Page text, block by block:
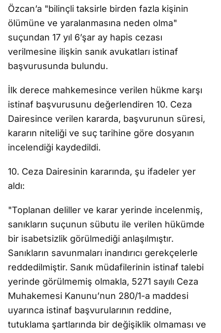
Özcan’a "bilinçli taksirle birden fazla kişinin
ölümüne ve yaralanmasına neden olma"
suçundan 17 yıl 6’şar ay hapis cezası
verilmesine ilişkin sanık avukatları istinaf
başvurusunda bulundu.
İlk derece mahkemesince verilen hükme karşı
istinaf başvurusunu değerlendiren 10. Ceza
Dairesince verilen kararda, başvurunun süresi,
kararın niteliği ve suç tarihine göre dosyanın
incelendiği kaydedildi.
10. Ceza Dairesinin kararında, şu ifadeler yer
aldı:
"Toplanan deliller ve karar yerinde incelenmiş,
sanıkların suçunun sübutu ile verilen hükümde
bir isabetsizlik görülmediği anlaşılmıştır.
Sanıkların savunmaları inandırıcı gerekçelerle
reddedilmiştir. Sanık müdafilerinin istinaf talebi
yerinde görülmemiş olmakla, 5271 sayılı Ceza
Muhakemesi Kanunu’nun 280/1-a maddesi
uyarınca istinaf başvurularının reddine,
tutuklama şartlarında bir değişiklik olmaması ve